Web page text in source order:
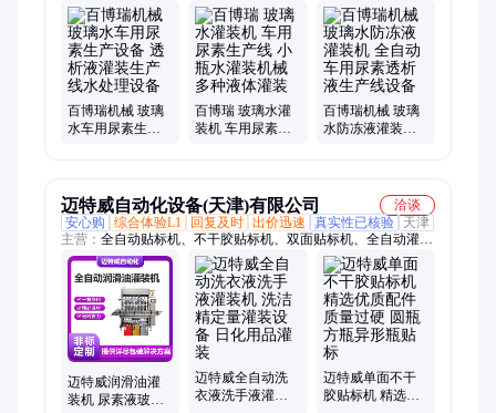
产线、大桶纯净水设备
百博瑞机械 玻璃
水车用尿素生产
百博瑞 玻璃水灌
装机 车用尿素生
百博瑞机械 玻璃
水防冻液灌装机
迈特威自动化设备(天津)有限公司
洽谈
安心购
综合体验L1 回复及时 出价迅速 真实性已核验
天津
主营： 全自动贴标机、不干胶贴标机、双面贴标机、全自动灌装
机、液体灌装机、膏体灌装机、蒜蓉辣椒酱灌装机、食用油灌装
机、洗衣液灌装机设备、酱料灌装机、即食燕窝灌装机、坚果灌
装机、润滑油灌装机、粉剂灌装机、颗粒灌装机、灌装生产线、
平面贴标机、圆瓶贴标机、平面分页贴标机、卧式圆瓶贴标机、
全自动封口机、铝箔封口机、电磁感应封口机、全自动旋盖机、
真空旋盖机
迈特威润滑油灌
装机 尿素液玻璃
迈特威全自动洗
衣液洗手液灌装
迈特威单面不干
胶贴标机 精选优